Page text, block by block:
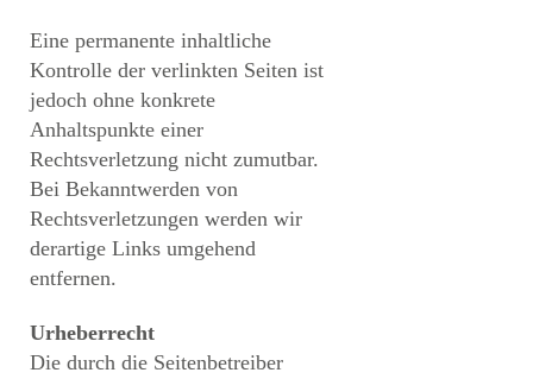
Eine permanente inhaltliche
Kontrolle der verlinkten Seiten ist
jedoch ohne konkrete
Anhaltspunkte einer
Rechtsverletzung nicht zumutbar.
Bei Bekanntwerden von
Rechtsverletzungen werden wir
derartige Links umgehend
entfernen.
Urheberrecht
Die durch die Seitenbetreiber